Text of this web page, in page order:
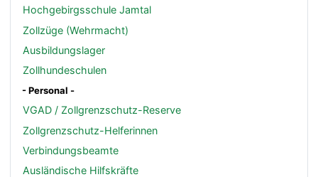
Hochgebirgsschule Jamtal
Zollzüge (Wehrmacht)
Ausbildungslager
Zollhundeschulen
- Personal -
VGAD / Zollgrenzschutz-Reserve
Zollgrenzschutz-Helferinnen
Verbindungsbeamte
Ausländische Hilfskräfte